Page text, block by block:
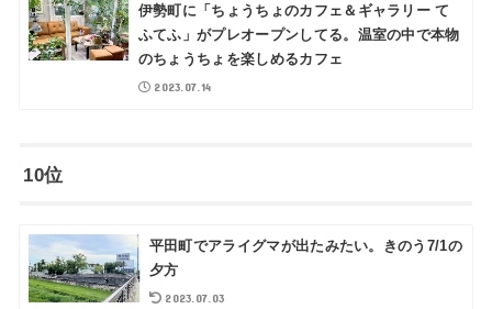
伊勢町に「ちょうちょのカフェ＆ギャラリー て
ふてふ」がプレオープンしてる。温室の中で本物
のちょうちょを楽しめるカフェ
2023.07.14
10位
平田町でアライグマが出たみたい。きのう7/1の
夕方
2023.07.03